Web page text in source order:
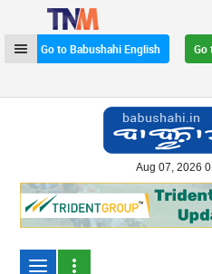
Go to Babushahi English
Go
Aug 07, 2026